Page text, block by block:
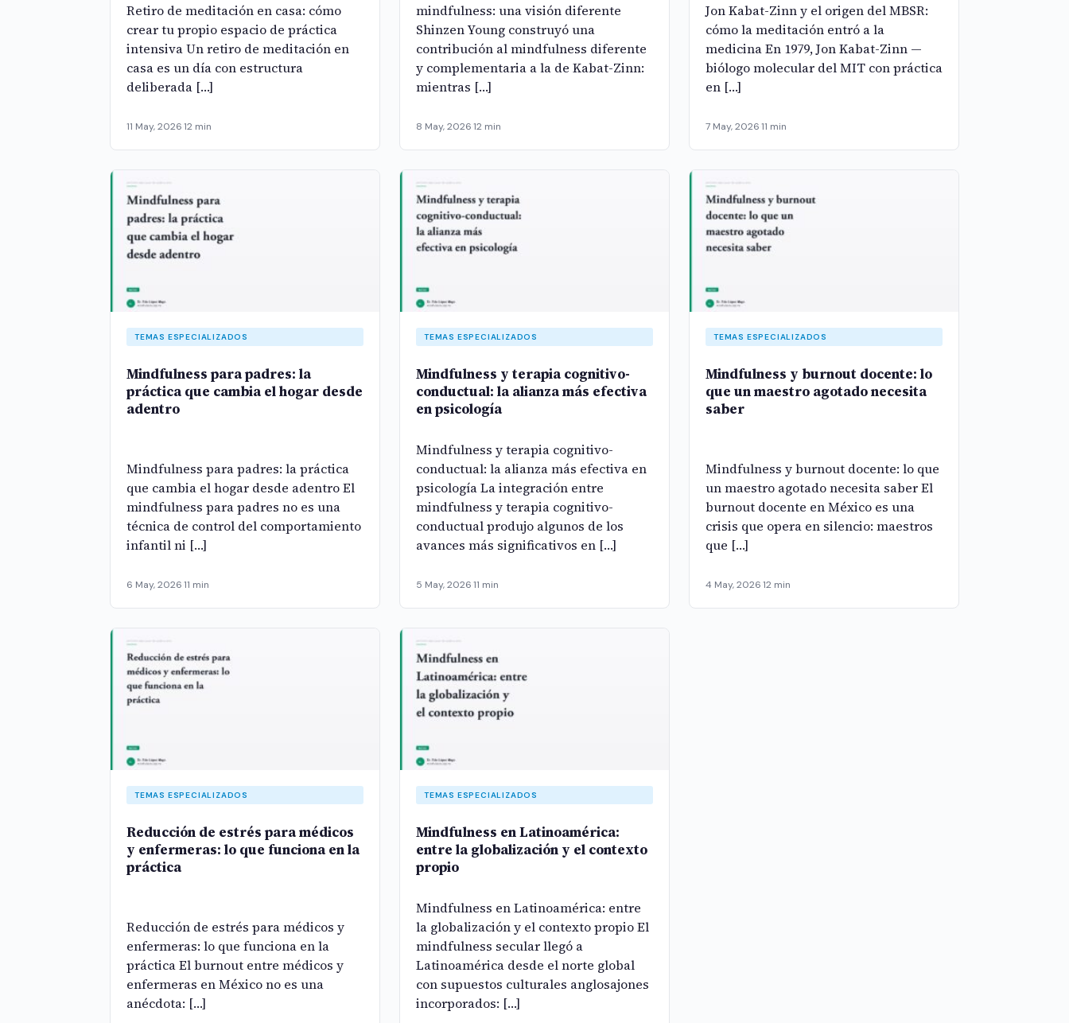
Retiro de meditación en casa: cómo
crear tu propio espacio de práctica
intensiva Un retiro de meditación en
casa es un día con estructura
deliberada […]
11 May, 202612 min
mindfulness: una visión diferente
Shinzen Young construyó una
contribución al mindfulness diferente
y complementaria a la de Kabat-Zinn:
mientras […]
8 May, 202612 min
Jon Kabat-Zinn y el origen del MBSR:
cómo la meditación entró a la
medicina En 1979, Jon Kabat-Zinn —
biólogo molecular del MIT con práctica
en […]
7 May, 202611 min
TEMAS ESPECIALIZADOS
Mindfulness para padres: la
práctica que cambia el hogar desde
adentro
Mindfulness para padres: la práctica
que cambia el hogar desde adentro El
mindfulness para padres no es una
técnica de control del comportamiento
infantil ni […]
6 May, 202611 min
TEMAS ESPECIALIZADOS
Mindfulness y terapia cognitivo-
conductual: la alianza más efectiva
en psicología
Mindfulness y terapia cognitivo-
conductual: la alianza más efectiva en
psicología La integración entre
mindfulness y terapia cognitivo-
conductual produjo algunos de los
avances más significativos en […]
5 May, 202611 min
TEMAS ESPECIALIZADOS
Mindfulness y burnout docente: lo
que un maestro agotado necesita
saber
Mindfulness y burnout docente: lo que
un maestro agotado necesita saber El
burnout docente en México es una
crisis que opera en silencio: maestros
que […]
4 May, 202612 min
TEMAS ESPECIALIZADOS
Reducción de estrés para médicos
y enfermeras: lo que funciona en la
práctica
Reducción de estrés para médicos y
enfermeras: lo que funciona en la
práctica El burnout entre médicos y
enfermeras en México no es una
anécdota: […]
TEMAS ESPECIALIZADOS
Mindfulness en Latinoamérica:
entre la globalización y el contexto
propio
Mindfulness en Latinoamérica: entre
la globalización y el contexto propio El
mindfulness secular llegó a
Latinoamérica desde el norte global
con supuestos culturales anglosajones
incorporados: […]